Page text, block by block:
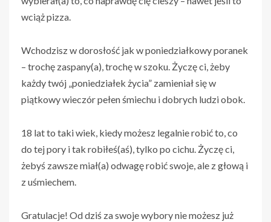
wciąż pizza.
Wchodzisz w dorosłość jak w poniedziałkowy poranek
– trochę zaspany(a), trochę w szoku. Życzę ci, żeby
każdy twój „poniedziałek życia” zamieniał się w
piątkowy wieczór pełen śmiechu i dobrych ludzi obok.
18 lat to taki wiek, kiedy możesz legalnie robić to, co
do tej pory i tak robiłeś(aś), tylko po cichu. Życzę ci,
żebyś zawsze miał(a) odwagę robić swoje, ale z głową i
z uśmiechem.
Gratulacje! Od dziś za swoje wybory nie możesz już